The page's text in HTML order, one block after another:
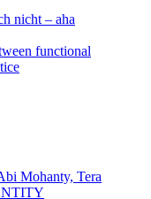
nicht – aha
functional
Mohanty, Tera